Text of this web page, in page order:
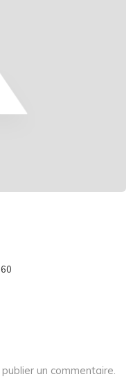
un commentaire.